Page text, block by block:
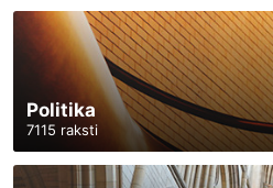
Politika
7115 raksti